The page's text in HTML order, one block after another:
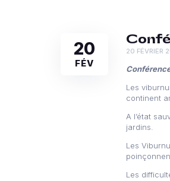
20
FÉV
20 FÉVRIER
Les
continent
A l’état
jardins.
Les
Les